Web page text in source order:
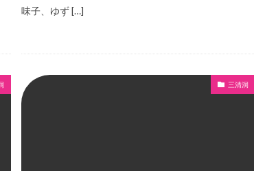
味子、ゆず […]
三清洞